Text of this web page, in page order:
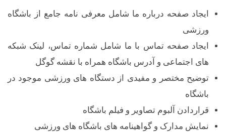
ایجاد صفحه درباره ما شامل معرفی نامه‌ جامع از باشگاه
ورزشی
ایجاد صفحه تماس با ما شامل شماره تماس، لینک شبکه
های اجتماعی و آدرس باشگاه همراه با نقشه گوگل
توضیح مختصر و مفیدی از دستگاه های ورزشی موجود در
باشگاه
قراردادن آلبوم تصاویر و فیلم باشگاه
نمایش مدارک و گواهینامه های باشگاه های ورزشی